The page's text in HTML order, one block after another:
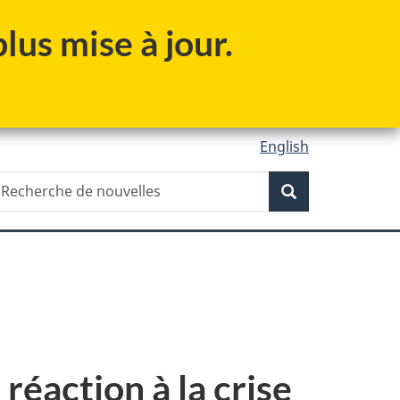
mise à jour.
English
Recherche
réaction à la crise